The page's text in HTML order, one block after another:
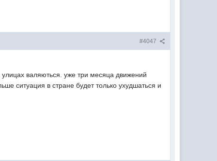
#4047
валяються. уже три месяца движений
ситуация в стране будет только ухудшаться и